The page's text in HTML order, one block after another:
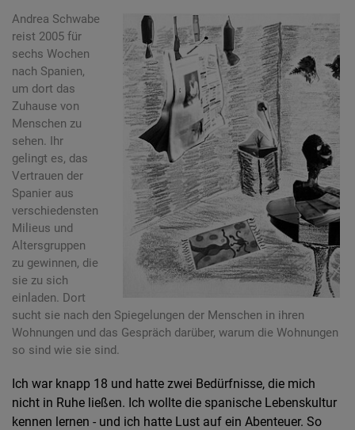
Andrea Schwabe
reist 2005 für
sechs Wochen
nach Spanien,
um dort das
Zuhause von
Menschen zu
sehen. Ihr
gelingt es, das
Vertrauen der
Spanier aus
verschiedensten
Milieus und
Altersgruppen
zu gewinnen, die
sie zu sich
einladen. Dort
sucht sie nach den Spiegelungen der Menschen in ihren
Wohnungen und das Gespräch darüber, warum die Wohnungen
so sind wie sie sind.
Ich war knapp 18 und hatte zwei Bedürfnisse, die mich
nicht in Ruhe ließen. Ich wollte die spanische Lebenskultur
kennen lernen - und ich hatte Lust auf ein Abenteuer. So